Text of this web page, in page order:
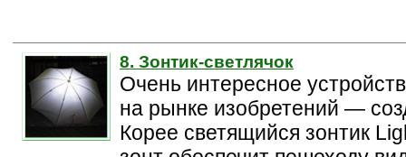
8. Зонтик-светлячок
Очень интересное
на рынке изобретений —
Корее светящийся зонтик